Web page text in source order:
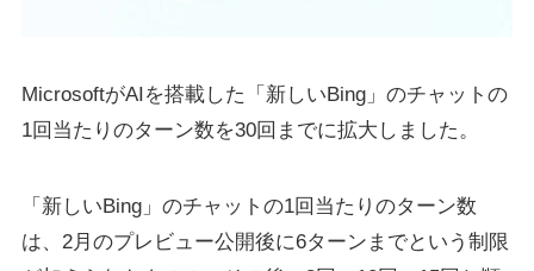
MicrosoftがAIを搭載した「新しいBing」のチャットの
1回当たりのターン数を30回までに拡大しました。
「新しいBing」のチャットの1回当たりのターン数
は、2月のプレビュー公開後に6ターンまでという制限